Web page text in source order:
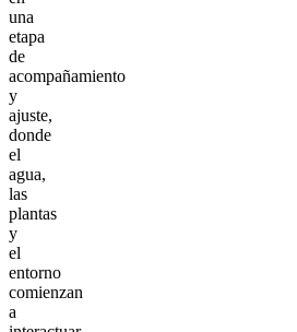
una
etapa
de
acompañamiento
y
ajuste,
donde
el
agua,
las
plantas
y
el
entorno
comienzan
a